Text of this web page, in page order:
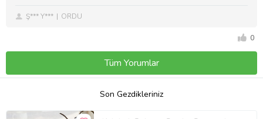
Ş*** Y*** ORDU
0
Tüm Yorumlar
Son Gezdikleriniz